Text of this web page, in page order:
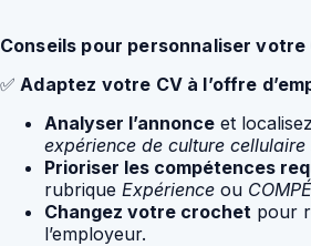
Conseils pour personnaliser votre
✅Adaptez votre CV à l’offre
Analyser l’annonce et
expérience de culture cellulaire
Prioriser les compétences
rubrique Expérience ou
Changez votre crochet pour
l’employeur.